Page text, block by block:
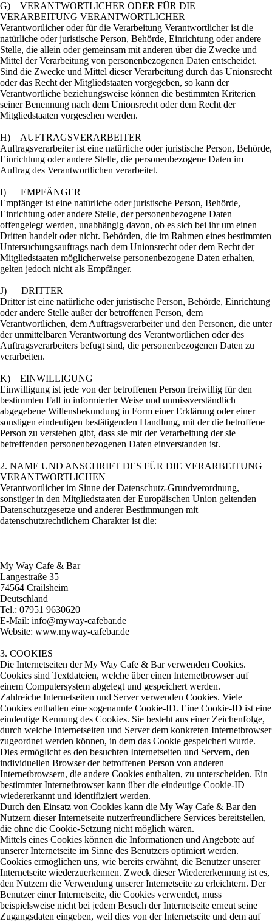
G) VERANTWORTLICHER ODER FÜR DIE
VERARBEITUNG VERANTWORTLICHER
Verantwortlicher oder für die Verarbeitung Verantwortlicher ist die
natürliche oder juristische Person, Behörde, Einrichtung oder andere
Stelle, die allein oder gemeinsam mit anderen über die Zwecke und
Mittel der Verarbeitung von personenbezogenen Daten entscheidet.
Sind die Zwecke und Mittel dieser Verarbeitung durch das Unionsrecht
oder das Recht der Mitgliedstaaten vorgegeben, so kann der
Verantwortliche beziehungsweise können die bestimmten Kriterien
seiner Benennung nach dem Unionsrecht oder dem Recht der
Mitgliedstaaten vorgesehen werden.
H) AUFTRAGSVERARBEITER
Auftragsverarbeiter ist eine natürliche oder juristische Person, Behörde,
Einrichtung oder andere Stelle, die personenbezogene Daten im
Auftrag des Verantwortlichen verarbeitet.
I) EMPFÄNGER
Empfänger ist eine natürliche oder juristische Person, Behörde,
Einrichtung oder andere Stelle, der personenbezogene Daten
offengelegt werden, unabhängig davon, ob es sich bei ihr um einen
Dritten handelt oder nicht. Behörden, die im Rahmen eines bestimmten
Untersuchungsauftrags nach dem Unionsrecht oder dem Recht der
Mitgliedstaaten möglicherweise personenbezogene Daten erhalten,
gelten jedoch nicht als Empfänger.
J) DRITTER
Dritter ist eine natürliche oder juristische Person, Behörde, Einrichtung
oder andere Stelle außer der betroffenen Person, dem
Verantwortlichen, dem Auftragsverarbeiter und den Personen, die unter
der unmittelbaren Verantwortung des Verantwortlichen oder des
Auftragsverarbeiters befugt sind, die personenbezogenen Daten zu
verarbeiten.
K) EINWILLIGUNG
Einwilligung ist jede von der betroffenen Person freiwillig für den
bestimmten Fall in informierter Weise und unmissverständlich
abgegebene Willensbekundung in Form einer Erklärung oder einer
sonstigen eindeutigen bestätigenden Handlung, mit der die betroffene
Person zu verstehen gibt, dass sie mit der Verarbeitung der sie
betreffenden personenbezogenen Daten einverstanden ist.
2. NAME UND ANSCHRIFT DES FÜR DIE VERARBEITUNG
VERANTWORTLICHEN
Verantwortlicher im Sinne der Datenschutz-Grundverordnung,
sonstiger in den Mitgliedstaaten der Europäischen Union geltenden
Datenschutzgesetze und anderer Bestimmungen mit
datenschutzrechtlichem Charakter ist die:
My Way Cafe & Bar
Langestraße 35
74564 Crailsheim
Deutschland
Tel.: 07951 9630620
E-Mail: info@myway-cafebar.de
Website: www.myway-cafebar.de
3. COOKIES
Die Internetseiten der My Way Cafe & Bar verwenden Cookies.
Cookies sind Textdateien, welche über einen Internetbrowser auf
einem Computersystem abgelegt und gespeichert werden.
Zahlreiche Internetseiten und Server verwenden Cookies. Viele
Cookies enthalten eine sogenannte Cookie-ID. Eine Cookie-ID ist eine
eindeutige Kennung des Cookies. Sie besteht aus einer Zeichenfolge,
durch welche Internetseiten und Server dem konkreten Internetbrowser
zugeordnet werden können, in dem das Cookie gespeichert wurde.
Dies ermöglicht es den besuchten Internetseiten und Servern, den
individuellen Browser der betroffenen Person von anderen
Internetbrowsern, die andere Cookies enthalten, zu unterscheiden. Ein
bestimmter Internetbrowser kann über die eindeutige Cookie-ID
wiedererkannt und identifiziert werden.
Durch den Einsatz von Cookies kann die My Way Cafe & Bar den
Nutzern dieser Internetseite nutzerfreundlichere Services bereitstellen,
die ohne die Cookie-Setzung nicht möglich wären.
Mittels eines Cookies können die Informationen und Angebote auf
unserer Internetseite im Sinne des Benutzers optimiert werden.
Cookies ermöglichen uns, wie bereits erwähnt, die Benutzer unserer
Internetseite wiederzuerkennen. Zweck dieser Wiedererkennung ist es,
den Nutzern die Verwendung unserer Internetseite zu erleichtern. Der
Benutzer einer Internetseite, die Cookies verwendet, muss
beispielsweise nicht bei jedem Besuch der Internetseite erneut seine
Zugangsdaten eingeben, weil dies von der Internetseite und dem auf